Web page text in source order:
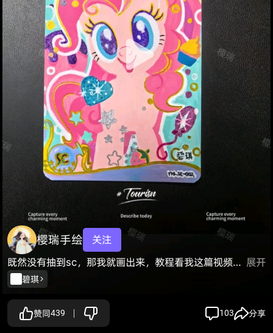
樱瑞手绘
关注
既然没有抽到sc，那我就画出来，教程看我这篇视频哦，暂停一个个看最好啦！ 展开
碧琪
赞同439 103 分享